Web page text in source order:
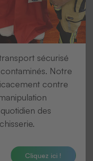
sécurisé
Notre
contre
des
Cliquez ici !